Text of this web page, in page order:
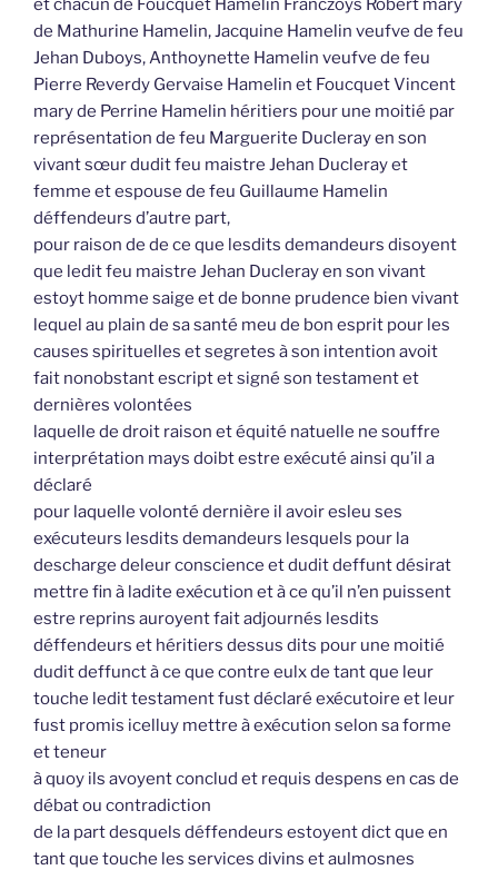
de Mathurine Hamelin, Jacquine Hamelin veufve de feu
Jehan Duboys, Anthoynette Hamelin veufve de feu
Pierre Reverdy Gervaise Hamelin et Foucquet Vincent
mary de Perrine Hamelin héritiers pour une moitié par
représentation de feu Marguerite Ducleray en son
vivant sœur dudit feu maistre Jehan Ducleray et
femme et espouse de feu Guillaume Hamelin
déffendeurs d’autre part,
pour raison de de ce que lesdits demandeurs disoyent
que ledit feu maistre Jehan Ducleray en son vivant
estoyt homme saige et de bonne prudence bien vivant
lequel au plain de sa santé meu de bon esprit pour les
causes spirituelles et segretes à son intention avoit
fait nonobstant escript et signé son testament et
dernières volontées
laquelle de droit raison et équité natuelle ne souffre
interprétation mays doibt estre exécuté ainsi qu’il a
déclaré
pour laquelle volonté dernière il avoir esleu ses
exécuteurs lesdits demandeurs lesquels pour la
descharge deleur conscience et dudit deffunt désirat
mettre fin à ladite exécution et à ce qu’il n’en puissent
estre reprins auroyent fait adjournés lesdits
déffendeurs et héritiers dessus dits pour une moitié
dudit deffunct à ce que contre eulx de tant que leur
touche ledit testament fust déclaré exécutoire et leur
fust promis icelluy mettre à exécution selon sa forme
et teneur
à quoy ils avoyent conclud et requis despens en cas de
débat ou contradiction
de la part desquels déffendeurs estoyent dict que en
tant que touche les services divins et aulmosnes